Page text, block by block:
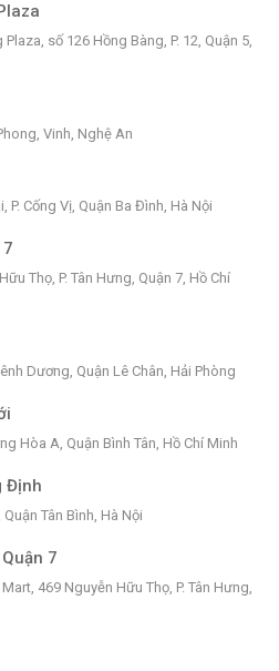
số 126 Hồng Bàng, P. 12, Quận 5,
Vinh, Nghệ An
P. Cống Vị, Quận Ba Đình, Hà Nội
Thọ, P. Tân Hưng, Quận 7, Hồ Chí
Dương, Quận Lê Chân, Hải Phòng
Hòa A, Quận Bình Tân, Hồ Chí Minh
Định
Tân Bình, Hà Nội
7
469 Nguyễn Hữu Thọ, P. Tân Hưng,